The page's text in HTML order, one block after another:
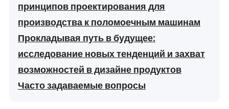
принципов проектирования для
производства к поломоечным машинам
Прокладывая путь в будущее:
исследование новых тенденций и захват
возможностей в дизайне продуктов
Часто задаваемые вопросы